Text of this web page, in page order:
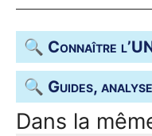
🔍 Connaître l’
🔍 Guides,
Dans la